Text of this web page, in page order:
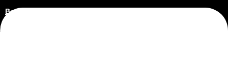
Bedrijfsgegevens